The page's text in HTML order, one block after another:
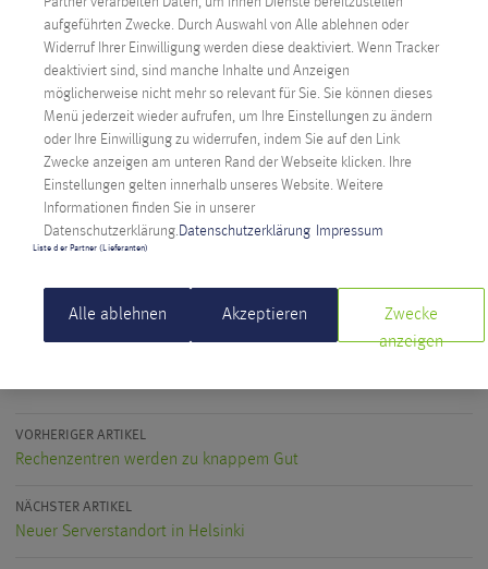
Unlängst wurde Gabriel Lipnik mit der höchstmöglichen
Auszeichnung, der Promotio sub auspiciis Praesidentis rei
publicae, an der Technischen Universität Graz ausgezeichnet.
Bei Anexia ist er als Operations Research Analyst tätig. Er
analysiert Wirtschaftsprozesse und optimiert diese mit
mathematischen Methoden. Dass Mathematik nicht trocken,
sondern auch sehr spannend und abwechslungsreich sein
kann, veranschaulicht er auf seiner
Den vollständigen Artikel finden Sie in
ANEXIA
VORHERIGER ARTIKEL
Rechenzentren werden zu knappem Gut
NÄCHSTER ARTIKEL
Neuer Serverstandort in Helsinki
aufgeführten Zwecke. Durch Auswahl von Alle ablehnen oder
Widerruf Ihrer Einwilligung werden diese deaktiviert. Wenn Tracker
deaktiviert sind, sind manche Inhalte und Anzeigen
möglicherweise nicht mehr so relevant für Sie. Sie können dieses
Menü jederzeit wieder aufrufen, um Ihre Einstellungen zu ändern
oder Ihre Einwilligung zu widerrufen, indem Sie auf den Link
Zwecke anzeigen am unteren Rand der Webseite klicken. Ihre
Einstellungen gelten innerhalb unseres Website. Weitere
Informationen finden Sie in unserer
Datenschutzerklärung. Datenschutzerklärung Impressum
Liste der Partner (Lieferanten)
Alle ablehnen Akzeptieren
Zwecke
anzeigen